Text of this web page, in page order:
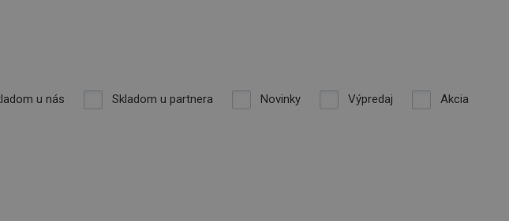
u nás Skladom u partnera Novinky Výpredaj Akcia